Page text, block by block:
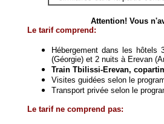
Attention! Vous
Le tarif comprend:
Hébergement dans les
(Géorgie) et 2 nuits à Erevan
Train Tbilissi-Erevan,
Visites guidées selon le
Transport privée selon le
Le tarif ne comprend pas: